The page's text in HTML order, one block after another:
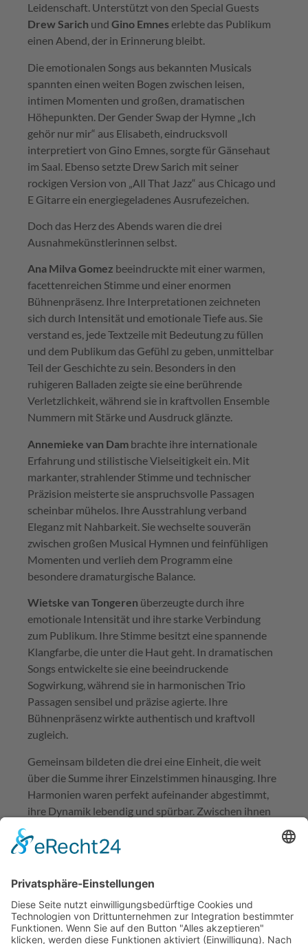
Leidenschaft. Unterstützt von den Special Guests
Drew Sarich und Gino Emneserlebte das Publikum
einen Abend, der in Erinnerung bleibt.
Die emotionalen Songs aus bekannten Musicals
spannten einen weiten Bogen zwischen leisen,
intimen Momenten und großen, dramatischen
Höhepunkten. Der Gender Swap der Hymne „Ich
gehör nur mir“ aus Elisabeth , eindrucksvoll
interpretiert von Gino Emnes, sorgte für Gänsehaut
im Saal. Ebenso setzte Drew Sarich mit seiner
rockigen Version von „All That Jazz“ aus Chicago und
E Gitarre ein energiegeladenes Ausrufezeichen.
Doch das Herz des Abends waren die drei
Ausnahmekünstlerinnen selbst.
Ana Milva Gomez beeindruckte mit einer warmen,
facettenreichen Stimme und einer enormen
Bühnenpräsenz. Ihre Interpretationen zeichneten
sich durch Intensität und emotionale Tiefe aus. Sie
verstand es, jede Textzeile mit Bedeutung zu füllen
und dem Publikum das Gefühl zu geben, unmittelbar
Teil der Geschichte zu sein. Besonders in den
ruhigeren Balladen zeigte sie eine berührende
Verletzlichkeit, während sie in kraftvollen Ensemble
Nummern mit Stärke und Ausdruck glänzte.
Annemieke van Dam brachte ihre internationale
Erfahrung und stilistische Vielseitigkeit ein. Mit
markanter, strahlender Stimme und technischer
Präzision meisterte sie anspruchsvolle Passagen
scheinbar mühelos. Ihre Ausstrahlung verband
Eleganz mit Nahbarkeit. Sie wechselte souverän
zwischen großen Musical Hymnen und feinfühligen
Momenten und verlieh dem Programm eine
besondere dramaturgische Balance.
Wietske van Tongeren überzeugte durch ihre
emotionale Intensität und ihre starke Verbindung
zum Publikum. Ihre Stimme besitzt eine spannende
Klangfarbe, die unter die Haut geht. In dramatischen
Songs entwickelte sie eine beeindruckende
Sogwirkung, während sie in harmonischen Trio
Passagen sensibel und präzise agierte. Ihre
Bühnenpräsenz wirkte authentisch und kraftvoll
zugleich.
Gemeinsam bildeten die drei eine Einheit, die weit
über die Summe ihrer Einzelstimmen hinausging. Ihre
Harmonien waren perfekt aufeinander abgestimmt,
ihre Dynamik lebendig und spürbar. Zwischen ihnen
Gesten und musikalischer Feinabstimmung zeigte.
weiblich besetzte Band unter der Leitung von
Pichler. Diese geballte Frauenpower sorgte für einen
differenzierten und zugleich kraftvollen Sound.
Präzision, Spielfreude und musikalisches Feingefühl